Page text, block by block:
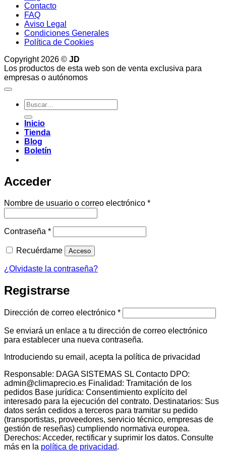
Contacto
FAQ
Aviso Legal
Condiciones Generales
Política de Cookies
Copyright 2026 © JD
Los productos de esta web son de venta exclusiva para
empresas o autónomos
Buscar
por:
Inicio
Tienda
Blog
Boletín
Acceder
Nombre de usuario o correo electrónico *Obligatorio
Contraseña *Obligatorio
Recuérdame Acceso
¿Olvidaste la contraseña?
Registrarse
Dirección de correo electrónico *Obligatorio
Se enviará un enlace a tu dirección de correo electrónico
para establecer una nueva contraseña.
Introduciendo su email, acepta la política de privacidad
Responsable: DAGA SISTEMAS SL Contacto DPO:
admin@climaprecio.es Finalidad: Tramitación de los
pedidos Base jurídica: Consentimiento explícito del
interesado para la ejecución del contrato. Destinatarios: Sus
datos serán cedidos a terceros para tramitar su pedido
(transportistas, proveedores, servicio técnico, empresas de
gestión de reseñas) cumpliendo normativa europea.
Derechos: Acceder, rectificar y suprimir los datos. Consulte
más en la política de privacidad.